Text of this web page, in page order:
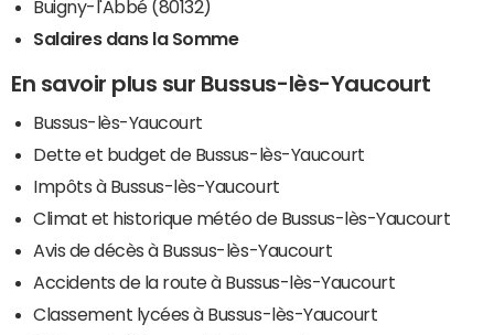
Buigny-l'Abbé (80132)
Salaires dans la Somme
En savoir plus sur Bussus-lès-Yaucourt
Bussus-lès-Yaucourt
Dette et budget de Bussus-lès-Yaucourt
Impôts à Bussus-lès-Yaucourt
Climat et historique météo de Bussus-lès-Yaucourt
Avis de décès à Bussus-lès-Yaucourt
Accidents de la route à Bussus-lès-Yaucourt
Classement lycées à Bussus-lès-Yaucourt